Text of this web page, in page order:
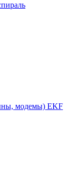
модемы) EKF